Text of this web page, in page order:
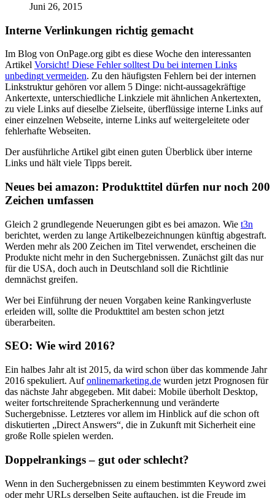
Juni 26, 2015
Interne Verlinkungen richtig gemacht
Im Blog von OnPage.org gibt es diese Woche den interessanten
Artikel Vorsicht! Diese Fehler solltest Du bei internen Links
unbedingt vermeiden. Zu den häufigsten Fehlern bei der internen
Linkstruktur gehören vor allem 5 Dinge: nicht-aussagekräftige
Ankertexte, unterschiedliche Linkziele mit ähnlichen Ankertexten,
zu viele Links auf dieselbe Zielseite, überflüssige interne Links auf
einer einzelnen Webseite, interne Links auf weitergeleitete oder
fehlerhafte Webseiten.
Der ausführliche Artikel gibt einen guten Überblick über interne
Links und hält viele Tipps bereit.
Neues bei amazon: Produkttitel dürfen nur noch 200
Zeichen umfassen
Gleich 2 grundlegende Neuerungen gibt es bei amazon. Wie t3n
berichtet, werden zu lange Artikelbezeichnungen künftig abgestraft.
Werden mehr als 200 Zeichen im Titel verwendet, erscheinen die
Produkte nicht mehr in den Suchergebnissen. Zunächst gilt das nur
für die USA, doch auch in Deutschland soll die Richtlinie
demnächst greifen.
Wer bei Einführung der neuen Vorgaben keine Rankingverluste
erleiden will, sollte die Produkttitel am besten schon jetzt
überarbeiten.
SEO: Wie wird 2016?
Ein halbes Jahr alt ist 2015, da wird schon über das kommende Jahr
2016 spekuliert. Aufonlinemarketing.de wurden jetzt Prognosen für
das nächste Jahr abgegeben. Mit dabei: Mobile überholt Desktop,
weiter fortschreitende Spracherkennung und veränderte
Suchergebnisse. Letzteres vor allem im Hinblick auf die schon oft
diskutierten „Direct Answers“, die in Zukunft mit Sicherheit eine
große Rolle spielen werden.
Doppelrankings – gut oder schlecht?
Wenn in den Suchergebnissen zu einem bestimmten Keyword zwei
oder mehr URLs derselben Seite auftauchen, ist die Freude im